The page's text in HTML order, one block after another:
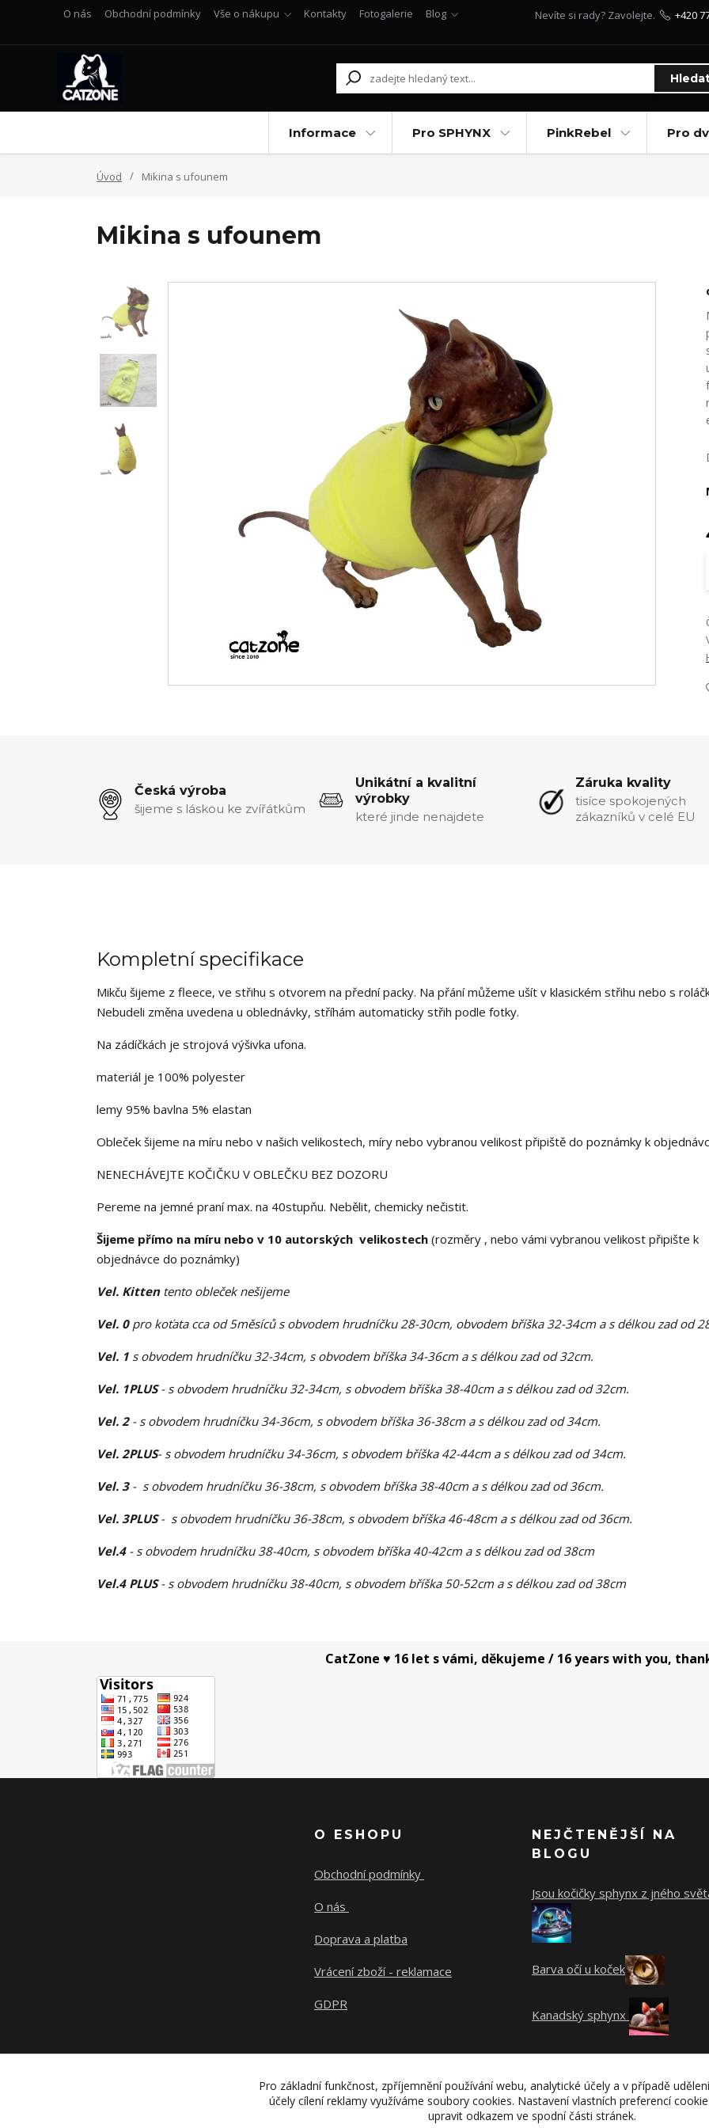
O nás Obchodní podmínky Vše o nákupu Kontakty Fotogalerie Blog Nevíte si rady? Zavolejte. +420
Informace Pro SPHYNX PinkRebel Pro
Úvod Mikina s ufounem
Mikina s ufounem
Česká výroba
šijeme s láskou ke zvířátkům
Unikátní a kvalitní
výrobky
které jinde nenajdete
Záruka kvality
tisíce spokojených
zákazníků v celé EU
Kompletní specifikace
Mikču šijeme z fleece, ve střihu s otvorem na přední packy. Na přání můžeme ušít v klasickém střihu nebo s
Nebudeli změna uvedena u oblednávky, stříhám automaticky střih podle fotky.
Na zádíčkách je strojová výšivka ufona.
materiál je 100% polyester
lemy 95% bavlna 5% elastan
Obleček šijeme na míru nebo v našich velikostech, míry nebo vybranou velikost připiště do poznámky k
NENECHÁVEJTE KOČIČKU V OBLEČKU BEZ DOZORU
Pereme na jemné praní max. na 40stupňu. Nebělit, chemicky nečistit.
Šijeme přímo na míru nebo v 10 autorských velikostech (rozměry , nebo vámi vybranou velikost připište k
objednávce do poznámky)
Vel. Kitten tento obleček nešijeme
Vel. 0pro koťata cca od 5měsíců s obvodem hrudníčku 28-30cm, obvodem bříška 32-34cm a s délkou zad od
Vel. 1 s obvodem hrudníčku 32-34cm, s obvodem bříška 34-36cm a s délkou zad od 32cm.
Vel. 1PLUS- s obvodem hrudníčku 32-34cm, s obvodem bříška 38-40cm a s délkou zad od 32cm.
Vel. 2- s obvodem hrudníčku 34-36cm, s obvodem bříška 36-38cm a s délkou zad od 34cm.
Vel. 2PLUS- s obvodem hrudníčku 34-36cm, s obvodem bříška 42-44cm a s délkou zad od 34cm.
Vel. 3- s obvodem hrudníčku 36-38cm, s obvodem bříška 38-40cm a s délkou zad od 36cm.
Vel. 3PLUS- s obvodem hrudníčku 36-38cm, s obvodem bříška 46-48cm a s délkou zad od 36cm.
Vel.4- s obvodem hrudníčku 38-40cm, s obvodem bříška 40-42cm a s délkou zad od 38cm
Vel.4 PLUS- s obvodem hrudníčku 38-40cm, s obvodem bříška 50-52cm a s délkou zad od 38cm
CatZone ♥ 16 let s vámi, děkujeme / 16 years with you,
O ESHOPU
Obchodní podmínky
O nás
Doprava a platba
Vrácení zboží - reklamace
GDPR
NEJČTENĚJŠÍ NA
BLOGU
Jsou kočičky sphynx z jného
Barva očí u koček
Kanadský sphynx
Pro základní funkčnost, zpříjemnění používání webu, analytické účely a v případě
účely cílení reklamy využíváme soubory cookies. Nastavení vlastních preferencí
upravit odkazem ve spodní části stránek.